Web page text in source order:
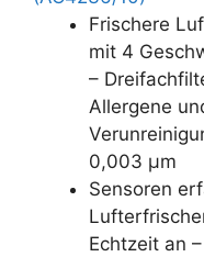
Frischere
mit 4
–
Allergene
0,003 µm
Sensoren
Echtzeit an